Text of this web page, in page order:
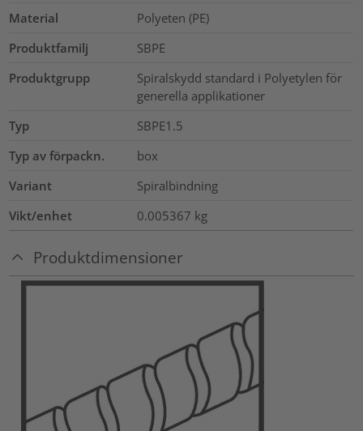
Material
Polyeten (PE)
Produktfamilj
SBPE
Produktgrupp
Spiralskydd standard i Polyetylen för
generella applikationer
Typ
SBPE1.5
Typ av förpackn.
box
Variant
Spiralbindning
Vikt/enhet
0.005367 kg
Produktdimensioner